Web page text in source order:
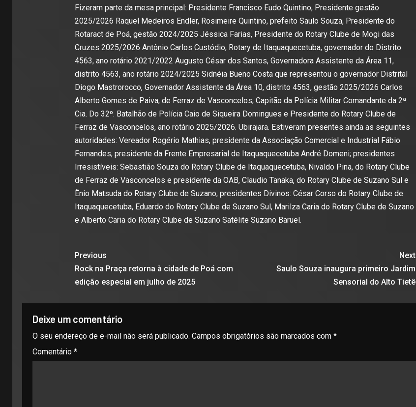
Fizeram parte da mesa principal: Presidente Francisco Eudo Quintino, Presidente gestão
2025/2026 Raquel Medeiros Endler, Rosimeire Quintino, prefeito Saulo Souza, Presidente do
Rotaract de Poá, gestão 2024/2025 Jéssica Farias, Presidente do Rotary Clube de Mogi das
Cruzes 2025/2026 Antônio Carlos Custódio, Rotary de Itaquaquecetuba, governador do Distrito
4563, ano rotário 2021/2022 Augusto César dos Santos, Governadora Assistente da Área 11,
distrito 4563, ano rotário 2024/2025 Sidnéia Bueno Costa que representou o governador Distrital
Diogo Mastrorocco, Governador Assistente da Área 10, distrito 4563, gestão 2025/2026 Carlos
Alberto Gomes de Paiva, de Ferraz de Vasconcelos, Capitão da Polícia Militar Comandante da 2ª.
Cia. Do 32º. Batalhão de Polícia Caio de Siqueira Domingues e Presidente do Rotary Clube de
Ferraz de Vasconcelos, ano rotário 2025/2026. Ubirajara. Estiveram presentes ainda as seguintes
autoridades: Vereador Rogério Mathias, presidente da Associação Comercial e Industrial Fábio
Fernandes, presidente da Frente Empresarial de Itaquaquecetuba André Domeni; presidentes
Irresistíveis: Sebastião Souza do Rotary Clube de Itaquaquecetuba, Nivaldo Pina, do Rotary Clube
de Ferraz de Vasconcelos e presidente da OAB, Claudio Tanaka, do Rotary Clube de Suzano Sul e
Ênio Matsuda do Rotary Clube de Suzano; presidentes Divinos: César Corso do Rotary Clube de
Itaquaquecetuba, Eduardo do Rotary Clube de Suzano Sul, Marilza Caria do Rotary Clube de Suzano
e Alberto Caria do Rotary Clube de Suzano Satélite Suzano Baruel.
Previous
Rock na Praça retorna à cidade de Poá com
edição especial em julho de 2025
Next
Saulo Souza inaugura primeiro Jardim
Sensorial do Alto Tietê
Deixe um comentário
O seu endereço de e-mail não será publicado. Campos obrigatórios são marcados com *
Comentário *